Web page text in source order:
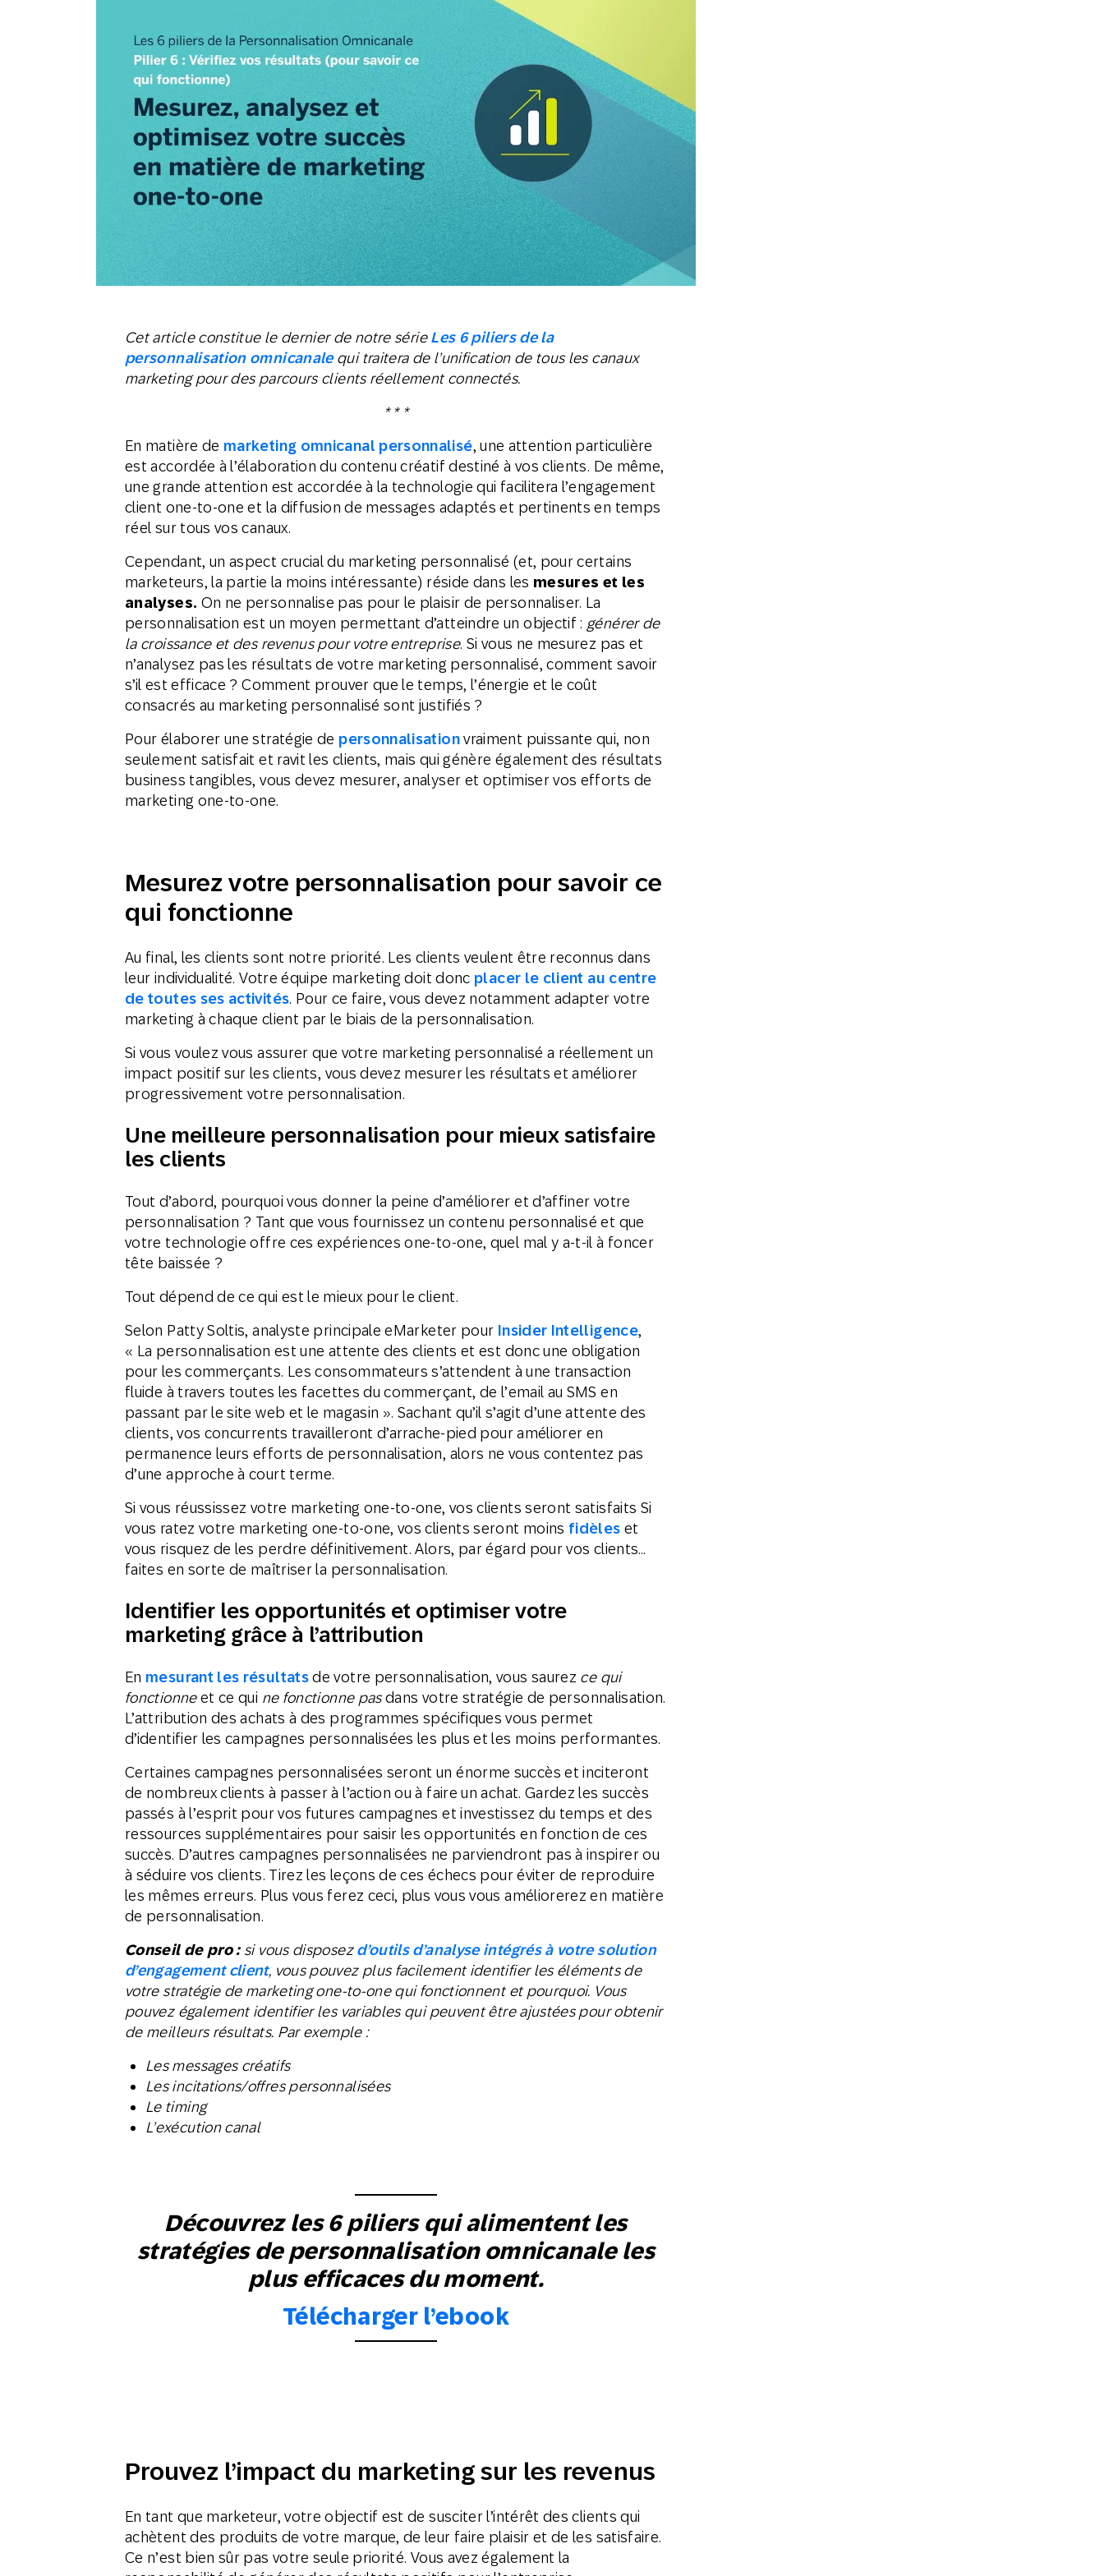
Web
Mobile
Messagerie
conversationnelle
Publipostage
Cet article constitue le dernier de notre sérieLes 6 piliers de la
personnalisation omnicanalequi traitera de l’unification de tous les canaux
marketing pour des parcours clients réellement connectés.
* * *
En matière de marketing omnicanal personnalisé, une attention particulière
est accordée à l’élaboration du contenu créatif destiné à vos clients. De même,
une grande attention est accordée à la technologie qui facilitera l’engagement
client one-to-one et la diffusion de messages adaptés et pertinents en temps
réel sur tous vos canaux.
Cependant, un aspect crucial du marketing personnalisé (et, pour certains
marketeurs, la partie la moins intéressante) réside dans les mesures et les
analyses. On ne personnalise pas pour le plaisir de personnaliser. La
personnalisation est un moyen permettant d’atteindre un objectif : générer de
la croissance et des revenus pour votre entreprise. Si vous ne mesurez pas et
n’analysez pas les résultats de votre marketing personnalisé, comment savoir
s’il est efficace ? Comment prouver que le temps, l’énergie et le coût
consacrés au marketing personnalisé sont justifiés ?
Pour élaborer une stratégie de personnalisationvraiment puissante qui, non
seulement satisfait et ravit les clients, mais qui génère également des résultats
business tangibles, vous devez mesurer, analyser et optimiser vos efforts de
marketing one-to-one.
Mesurez votre personnalisation pour savoir ce
qui fonctionne
Au final, les clients sont notre priorité. Les clients veulent être reconnus dans
leur individualité. Votre équipe marketing doit donc placer le client au centre
de toutes ses activités. Pour ce faire, vous devez notamment adapter votre
marketing à chaque client par le biais de la personnalisation.
Si vous voulez vous assurer que votre marketing personnalisé a réellement un
impact positif sur les clients, vous devez mesurer les résultats et améliorer
progressivement votre personnalisation.
Une meilleure personnalisation pour mieux satisfaire
les clients
Tout d’abord, pourquoi vous donner la peine d’améliorer et d’affiner votre
personnalisation ? Tant que vous fournissez un contenu personnalisé et que
votre technologie offre ces expériences one-to-one, quel mal y a-t-il à foncer
tête baissée ?
Tout dépend de ce qui est le mieux pour le client.
Selon Patty Soltis, analyste principale eMarketer pour Insider Intelligence,
« La personnalisation est une attente des clients et est donc une obligation
pour les commerçants. Les consommateurs s’attendent à une transaction
fluide à travers toutes les facettes du commerçant, de l’email au SMS en
passant par le site web et le magasin ». Sachant qu’il s’agit d’une attente des
clients, vos concurrents travailleront d’arrache-pied pour améliorer en
permanence leurs efforts de personnalisation, alors ne vous contentez pas
d’une approche à court terme.
Si vous réussissez votre marketing one-to-one, vos clients seront satisfaits Si
vous ratez votre marketing one-to-one, vos clients seront moins fidèles et
vous risquez de les perdre définitivement. Alors, par égard pour vos clients…
faites en sorte de maîtriser la personnalisation.
Identifier les opportunités et optimiser votre
marketing grâce à l’attribution
En mesurant les résultatsde votre personnalisation, vous saurez ce qui
fonctionneet ce qui ne fonctionne pasdans votre stratégie de personnalisation.
L’attribution des achats à des programmes spécifiques vous permet
d’identifier les campagnes personnalisées les plus et les moins performantes.
Certaines campagnes personnalisées seront un énorme succès et inciteront
de nombreux clients à passer à l’action ou à faire un achat. Gardez les succès
passés à l’esprit pour vos futures campagnes et investissez du temps et des
ressources supplémentaires pour saisir les opportunités en fonction de ces
succès. D’autres campagnes personnalisées ne parviendront pas à inspirer ou
à séduire vos clients. Tirez les leçons de ces échecs pour éviter de reproduire
les mêmes erreurs. Plus vous ferez ceci, plus vous vous améliorerez en matière
de personnalisation.
Conseil de pro :si vous disposezd’outils d’analyse intégrés à votre solution
d’engagement client, vous pouvez plus facilement identifier les éléments de
votre stratégie de marketing one-to-one qui fonctionnent et pourquoi. Vous
pouvez également identifier les variables qui peuvent être ajustées pour obtenir
de meilleurs résultats. Par exemple :
Les messages créatifs
Les incitations/offres personnalisées
Le timing​
L’exécution canal
Découvrez les 6 piliers qui alimentent les
stratégies de personnalisation omnicanale les
plus efficaces du moment.
Télécharger l’ebook
Prouvez l’impact du marketing sur les revenus
En tant que marketeur, votre objectif est de susciter l’intérêt des clients qui
achètent des produits de votre marque, de leur faire plaisir et de les satisfaire.
Ce n’est bien sûr pas votre seule priorité. Vous avez également la